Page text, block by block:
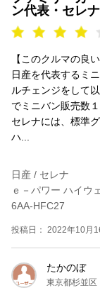
ン代表・セレナ
【このクルマの良い
日産を代表するミ
ルチェンジをして
でミニバン販売数
セレナには、標準
ハ...
日産 / セレナ
ｅ－パワー ハイウ
6AA-HFC27
投稿日： 2022年10月
たかのぼ
東京都杉並区